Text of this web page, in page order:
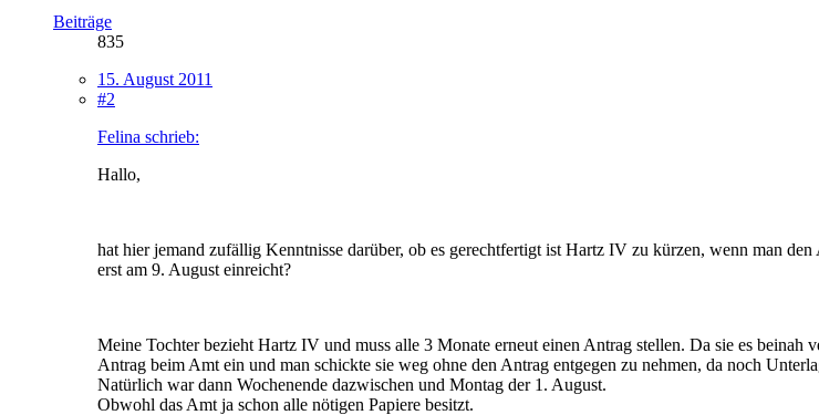
Beiträge
835
15. August 2011
#2
Felina schrieb:
Hallo,
hat hier jemand zufällig Kenntnisse darüber, ob es gerechtfertigt ist Hartz IV zu kürzen, wenn man
erst am 9. August einreicht?
Meine Tochter bezieht Hartz IV und muss alle 3 Monate erneut einen Antrag stellen. Da sie es
Antrag beim Amt ein und man schickte sie weg ohne den Antrag entgegen zu nehmen, da noch
Natürlich war dann Wochenende dazwischen und Montag der 1. August.
Obwohl das Amt ja schon alle nötigen Papiere besitzt.